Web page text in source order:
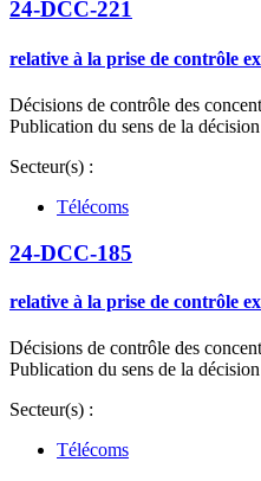
24-DCC-221
relative à la prise de contrôle
Décisions de contrôle des
Publication du sens de la
Secteur(s) :
Télécoms
24-DCC-185
relative à la prise de contrôle
Décisions de contrôle des
Publication du sens de la
Secteur(s) :
Télécoms